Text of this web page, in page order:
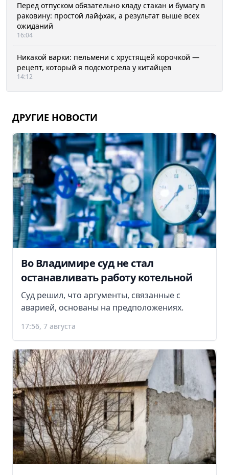
Перед отпуском обязательно кладу стакан и бумагу в
раковину: простой лайфхак, а результат выше всех
ожиданий
16:04
Никакой варки: пельмени с хрустящей корочкой —
рецепт, который я подсмотрела у китайцев
14:12
ДРУГИЕ НОВОСТИ
Во Владимире суд не стал
останавливать работу котельной
Суд решил, что аргументы, связанные с
аварией, основаны на предположениях.
17:56, 7 августа